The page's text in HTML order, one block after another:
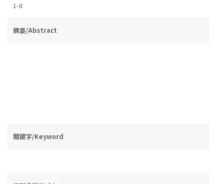
1-8
摘要/Abstract
關鍵字/Keyword